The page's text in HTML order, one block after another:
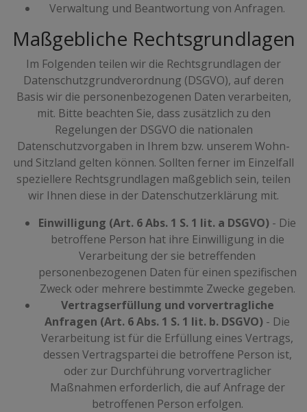
Verwaltung und Beantwortung von Anfragen.
Maßgebliche Rechtsgrundlagen
Im Folgenden teilen wir die Rechtsgrundlagen der
Datenschutzgrundverordnung (DSGVO), auf deren
Basis wir die personenbezogenen Daten verarbeiten,
mit. Bitte beachten Sie, dass zusätzlich zu den
Regelungen der DSGVO die nationalen
Datenschutzvorgaben in Ihrem bzw. unserem Wohn-
und Sitzland gelten können. Sollten ferner im Einzelfall
speziellere Rechtsgrundlagen maßgeblich sein, teilen
wir Ihnen diese in der Datenschutzerklärung mit.
Einwilligung (Art. 6 Abs. 1 S. 1 lit. a DSGVO) - Die
betroffene Person hat ihre Einwilligung in die
Verarbeitung der sie betreffenden
personenbezogenen Daten für einen spezifischen
Zweck oder mehrere bestimmte Zwecke gegeben.
Vertragserfüllung und vorvertragliche
Anfragen (Art. 6 Abs. 1 S. 1 lit. b. DSGVO) - Die
Verarbeitung ist für die Erfüllung eines Vertrags,
dessen Vertragspartei die betroffene Person ist,
oder zur Durchführung vorvertraglicher
Maßnahmen erforderlich, die auf Anfrage der
betroffenen Person erfolgen.